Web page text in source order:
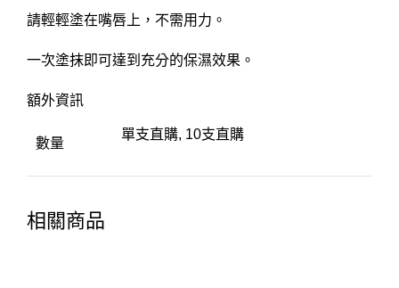
請輕輕塗在嘴唇上，不需用力。
一次塗抹即可達到充分的保濕效果。
額外資訊
數量
單支直購, 10支直購
相關商品